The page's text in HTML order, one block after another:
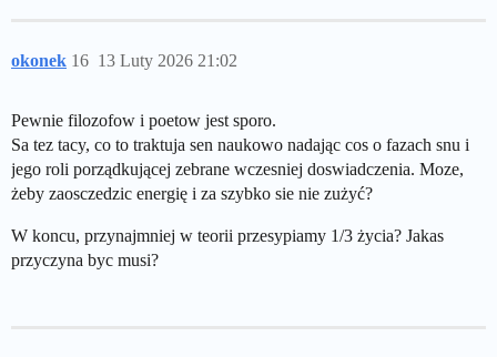
okonek 13 Luty 2026 21:02
16
Pewnie filozofow i poetow jest sporo.
Sa tez tacy, co to traktuja sen naukowo nadając cos o fazach snu i
jego roli porządkującej zebrane wczesniej doswiadczenia. Moze,
żeby zaosczedzic energię i za szybko sie nie zużyć?
W koncu, przynajmniej w teorii przesypiamy 1/3 życia? Jakas
przyczyna byc musi?